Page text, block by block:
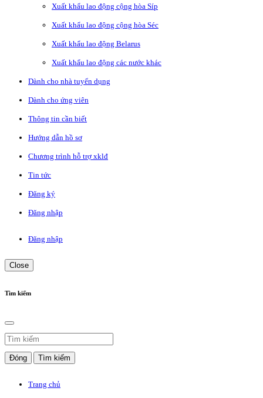
Xuất khẩu lao động cộng hòa Síp
Xuất khẩu lao động cộng hòa Séc
Xuất khẩu lao động Belarus
Xuất khẩu lao động các nước khác
Dành cho nhà tuyển dụng
Dành cho ứng viên
Thông tin cần biết
Hướng dẫn hồ sơ
Chương trình hỗ trợ xklđ
Tin tức
Đăng ký
Đăng nhập
Đăng nhập
Close
Tìm kiếm
Đóng Tìm kiếm
Trang chủ